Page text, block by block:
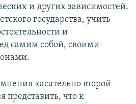
и других зависимостей.
государства, учить
и
самим собой, своими
касательно второй
представить, что к